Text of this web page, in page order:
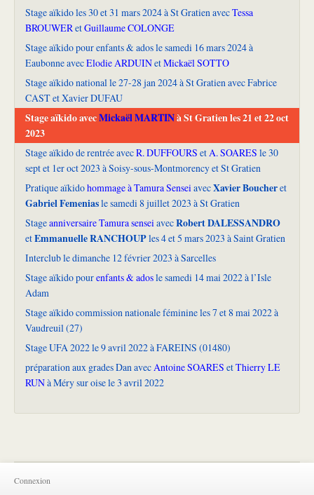
Stage aïkido les 30 et 31 mars 2024 à St Gratien avecTessa
BROUWERetGuillaume COLONGE
Stage aïkido pour enfants & ados le samedi 16 mars 2024 à
Eaubonne avecElodie ARDUINetMickaël SOTTO
Stage aïkido national le 27-28 jan 2024 à St Gratien avec Fabrice
CAST et Xavier DUFAU
Stage aïkido avecMickaël MARTINà St Gratien les 21 et 22 oct
2023
Stage aïkido de rentrée avecR. DUFFOURS etA. SOARES le 30
sept et 1er oct 2023 à Soisy-sous-Montmorency et St Gratien
Pratique aïkidohommage à Tamura SenseiavecXavier Boucheret
Gabriel Femeniasle samedi 8 juillet 2023 à St Gratien
Stageanniversaire Tamura senseiavecRobert DALESSANDRO
etEmmanuelle RANCHOUPles 4 et 5 mars 2023 à Saint Gratien
Interclub le dimanche 12 février 2023 à Sarcelles
Stage aïkido pourenfants & adosle samedi 14 mai 2022 à l’Isle
Adam
Stage aïkido commission nationale féminine les 7 et 8 mai 2022 à
Vaudreuil (27)
Stage UFA 2022 le 9 avril 2022 à FAREINS (01480)
préparation aux grades Dan avecAntoine SOARES etThierry LE
RUNà Méry sur oise le 3 avril 2022
Connexion